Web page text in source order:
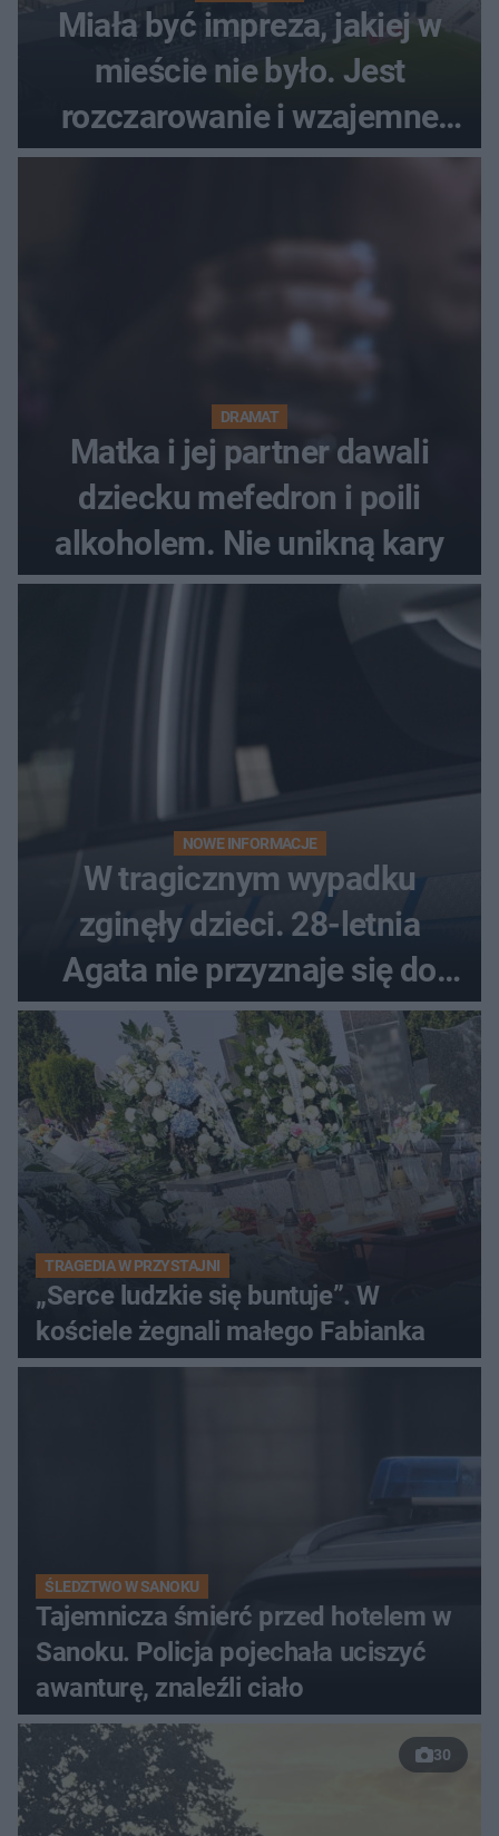
Miała być impreza, jakiej w
mieście nie było. Jest
rozczarowanie i wzajemne
obwinianie. Dlaczego Peak
DRAMAT
Matka i jej partner dawali
dziecku mefedron i poili
alkoholem. Nie unikną kary
NOWE INFORMACJE
W tragicznym wypadku
zginęły dzieci. 28-letnia
Agata nie przyznaje się do
winy
TRAGEDIA W PRZYSTAJNI
„Serce ludzkie się buntuje”. W
kościele żegnali małego Fabianka
ŚLEDZTWO W SANOKU
Tajemnicza śmierć przed hotelem w
Sanoku. Policja pojechała uciszyć
awanturę, znaleźli ciało
30